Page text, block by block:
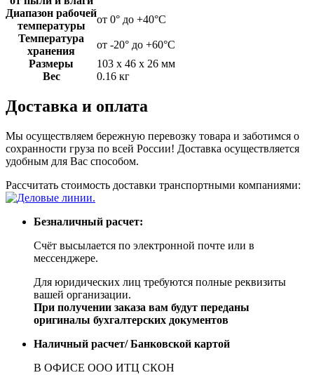
Диапазон рабочей
температуры
от 0° до +40°С
Температура
хранения
от -20° до +60°С
Размеры
103 х 46 х 26 мм
Вес
0.16 кг
Доставка и оплата
Мы осуществляем бережную перевозку товара и заботимся о
сохранности груза по всей России! Доставка осуществляется
удобным для Вас способом.
Рассчитать стоимость доставки транспортными компаниями:
Безналичный расчет:
Счёт высылается по электронной почте или в
мессенджере.
Для юридических лиц требуются полные реквизиты
вашей организации.
При получении заказа вам будут переданы
оригиналы бухгалтерских документов
Наличный расчет/ Банковской картой
В ОФИСЕ ООО ИТЦ СКОН